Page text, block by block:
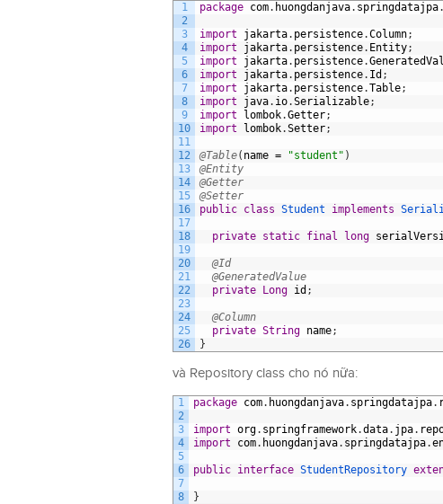
1
2
3
4
5
6
7
8
9
10
11
12
13
14
15
16
17
18
19
20
21
22
23
24
25
26
package com. huongdanjava. springdatajpa.
import jakarta. persistence.Column;
import
jakarta. persistence. Entity;
import
jakarta. persistence.
import
jakarta. persistence. Id ;
import
jakarta. persistence.Table;
import
java. io.Serializable;
import
lombok.Getter;
import
lombok.Setter;
@Table( name = "student" )
@Entity
@Getter
@Setter
public class Student implements
private static final long
@Id
@GeneratedValue
private
Long id ;
@Column
private String name;
}
và Repository class cho nó nữa:
1
2
3
4
5
6
7
8
package com. huongdanjava. springdatajpa.
import org. springframework.data. jpa.
import
com. huongdanjava. springdatajpa.
public interface StudentRepository
}